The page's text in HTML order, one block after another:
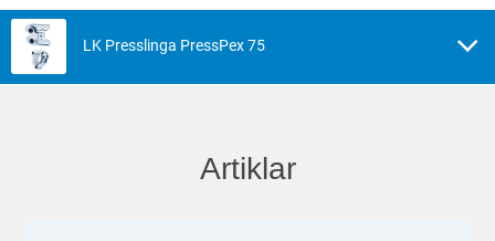
LK Presslinga PressPex 75
Artiklar